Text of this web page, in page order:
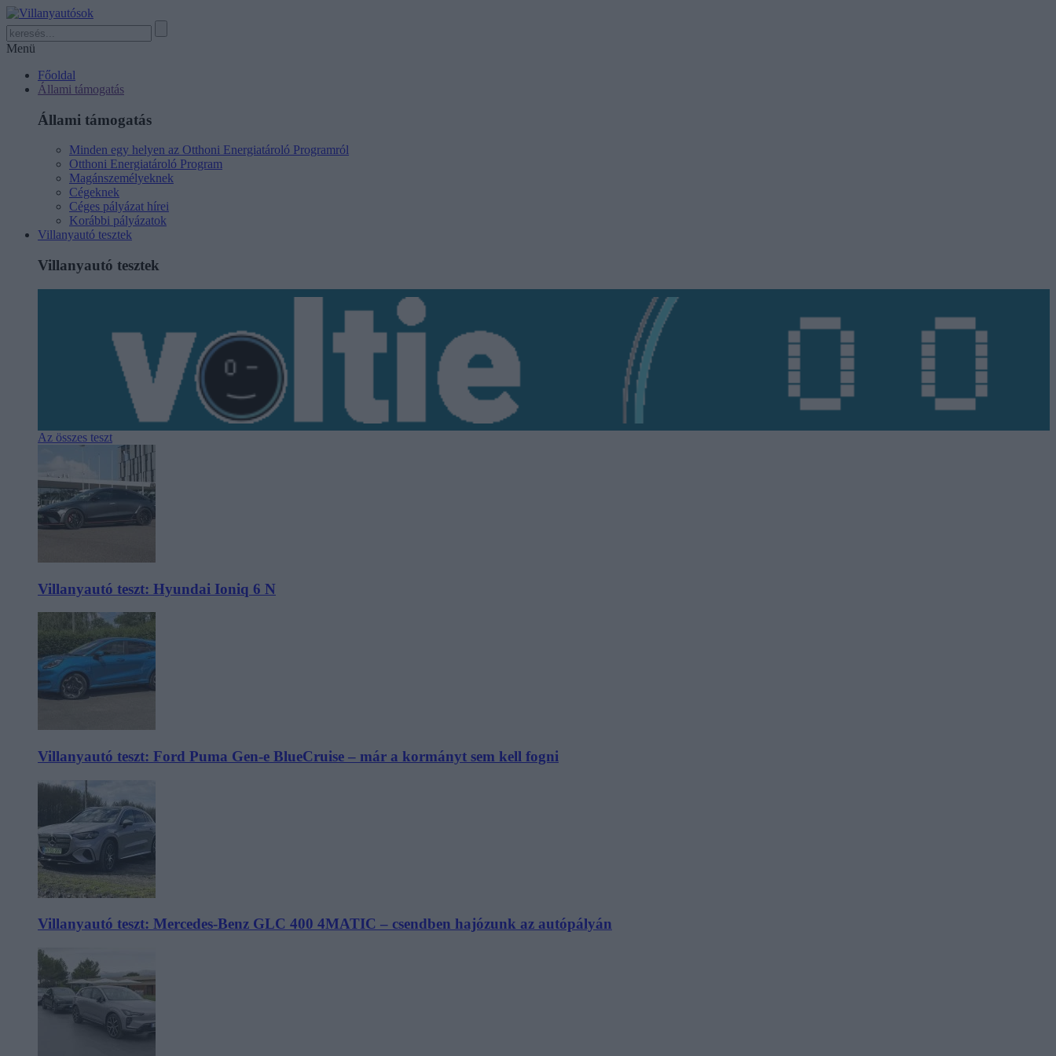
Menü
Főoldal
Állami támogatás
Állami támogatás
Minden egy helyen az Otthoni Energiatároló Programról
Otthoni Energiatároló Program
Magánszemélyeknek
Cégeknek
Céges pályázat hírei
Korábbi pályázatok
Villanyautó tesztek
Villanyautó tesztek
Az összes teszt
Villanyautó teszt: Hyundai Ioniq 6 N
Villanyautó teszt: Ford Puma Gen-e BlueCruise – már a kormányt sem kell fogni
Villanyautó teszt: Mercedes-Benz GLC 400 4MATIC – csendben hajózunk az autópályán